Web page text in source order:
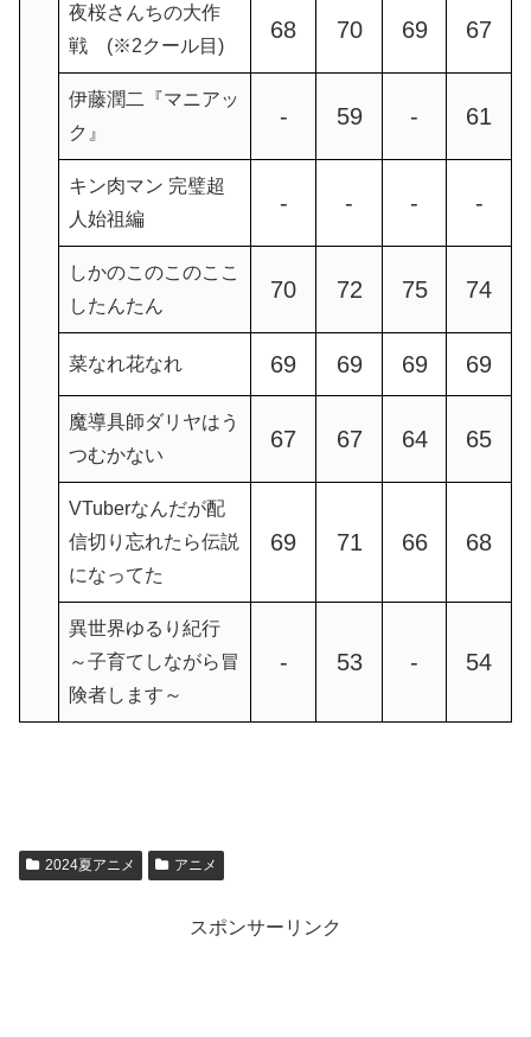
夜桜さんちの大作
戦 (※2クール目)
68 70 69 67
伊藤潤二『マニアッ
ク』
- 59 - 61
キン肉マン 完璧超
人始祖編
- - - -
しかのこのこのここ
したんたん
70 72 75 74
菜なれ花なれ 69 69 69 69
魔導具師ダリヤはう
つむかない
67 67 64 65
VTuberなんだが配
信切り忘れたら伝説
になってた
69 71 66 68
異世界ゆるり紀行
～子育てしながら冒
険者します～
- 53 - 54
2024夏アニメ アニメ
スポンサーリンク